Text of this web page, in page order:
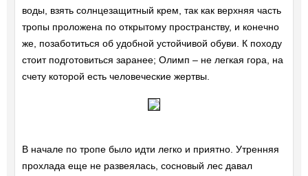
воды, взять солнцезащитный крем, так как верхняя часть
тропы проложена по открытому пространству, и конечно
же, позаботиться об удобной устойчивой обуви. К походу
стоит подготовиться заранее; Олимп – не легкая гора, на
счету которой есть человеческие жертвы.
В начале по тропе было идти легко и приятно. Утренняя
прохлада еще не развеялась, сосновый лес давал